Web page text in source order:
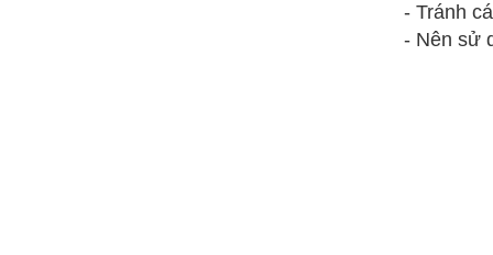
- Tránh
- Nên sử